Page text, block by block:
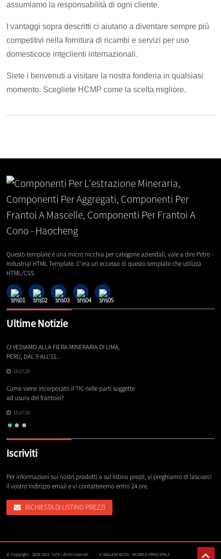
assumiamo la responsabilità di ogni cliente.
I vantaggi sopra descritti ci aiutano a diventare sempre più
competitivi nella fornitura di ricambi e servizi per uso
domesticoce inteclienti internazionali.
Siete i benvenuti a visitare la nostra fonderia in qualsiasi
momento. Scegliete HCMP come la scelta migliore.
Questo template è una micro nicchia per categorie aziendali, vale a dire Petro -
Industrial HTML Template. C'era un eccesso di questo template che utilizza
HTML/CSS.
Ultime Notizie
CI VEDIAMO ALLA FIERA MINERARIA DI LIMA,
PERÙ, DAL 9 ALL'11...
16,07,26
Come viene incorporato il TIC nelle parti soggette
ad usura del frantoio?
15,07,26
Iscriviti
Per informazioni sui nostri prodotti o sul listino prezzi, vi preghiamo di lasciarci
il vostro indirizzo email e vi contatteremo entro 24 ore.
RICHIESTA DI LISTINO PREZZI
© Copyright - 2018-2023: Tutti i diritti riservati. -IL MIGLIOR BLOG-RICERCA PRINCIPALE